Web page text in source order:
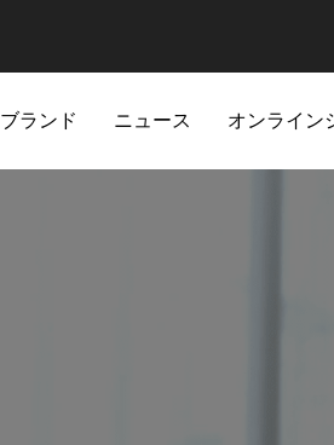
ブランド ニュース オンライン